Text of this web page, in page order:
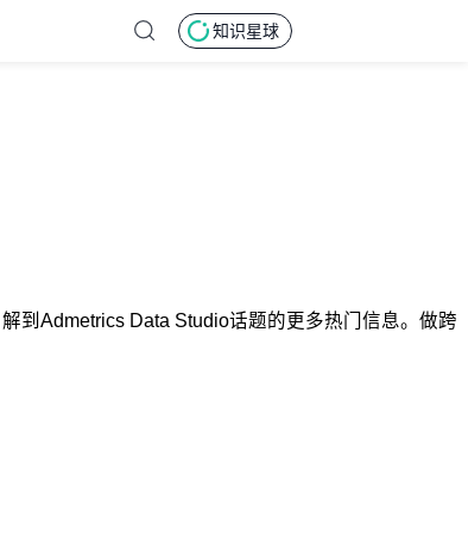
知识星球
到Admetrics Data Studio话题的更多热门信息。做跨